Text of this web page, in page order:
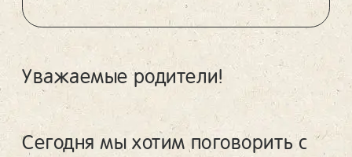
Уважаемые родители!
Сегодня мы хотим поговорить с